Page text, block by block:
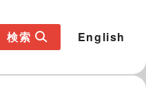
検索 English